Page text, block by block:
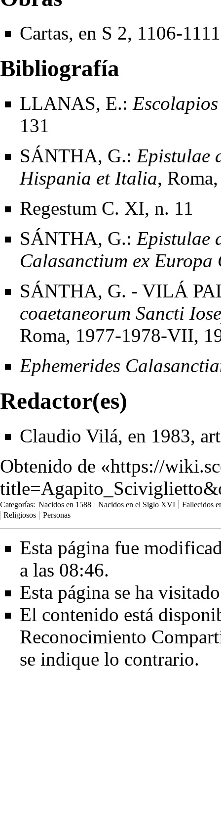
Cartas, en S 2, 1106-
Bibliografía
LLANAS, E.:
131
SÁNTHA, G.: Epistulae
Hispania et Italia,
Regestum C. XI, n. 11
SÁNTHA, G.: Epistulae
Calasanctium ex Europa
SÁNTHA, G. - VILÁ
coaetaneorum Sancti
Roma, 1977-1978-VII,
Ephemerides
Redactor(es)
Claudio Vilá, en 1983,
Obtenido de «https://
Categorías: Nacidos en 1588 Nacidos en el Siglo XVI
Fallecidos
Religiosos
Personas
Esta página fue
a las 08:46.
Esta página se ha
El contenido está
Reconocimiento
se indique lo contrario.